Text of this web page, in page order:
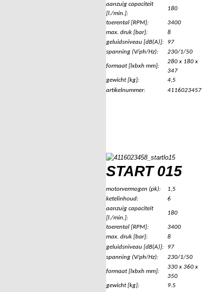
aanzuig capaciteit
[l./min.]:
180
toerental [RPM]:
3400
max. druk [bar]:
8
geluidsniveau [dB(A)]:
97
spanning (V/ph/Hz):
230/1/50
formaat [lxbxh mm]:
280 x 180 x
347
gewicht [kg]:
4,5
artikelnummer:
4116023457
START 015
motorvermogen (pk):
1,5
ketelinhoud:
6
aanzuig capaciteit
[l./min.]:
180
toerental [RPM]:
3400
max. druk [bar]:
8
geluidsniveau [dB(A)]:
97
spanning (V/ph/Hz):
230/1/50
formaat [lxbxh mm]:
330 x 360 x
350
gewicht [kg]:
9.5